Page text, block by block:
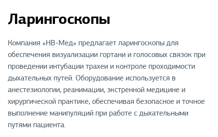
Ларингоскопы
Компания «НВ-Мед» предлагает ларингоскопы для
обеспечения визуализации гортани и голосовых связок при
проведении интубации трахеи и контроле проходимости
дыхательных путей. Оборудование используется в
анестезиологии, реанимации, экстренной медицине и
хирургической практике, обеспечивая безопасное и точное
выполнение манипуляций при работе с дыхательными
путями пациента.